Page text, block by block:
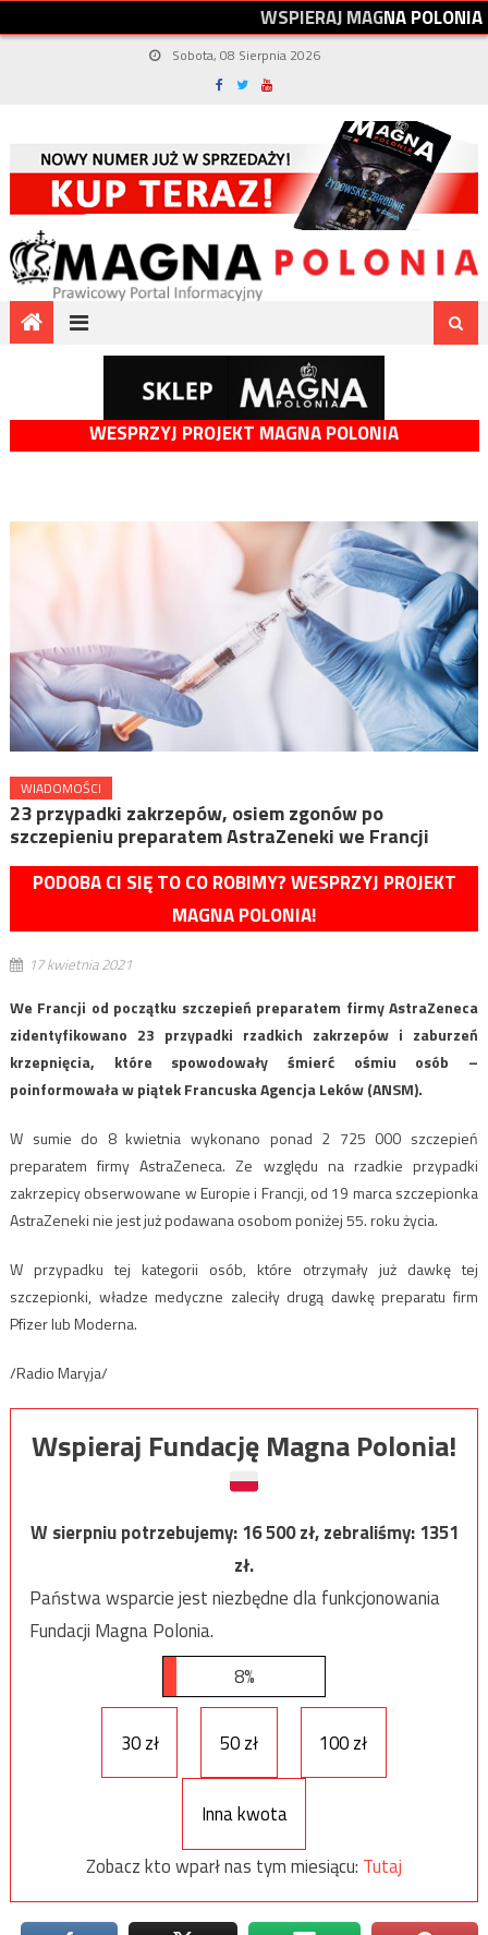
WSPIERAJMAGNAPOLONIA
Sobota, 08 Sierpnia 2026
WESPRZYJ PROJEKT MAGNA POLONIA
WIADOMOŚCI
23 przypadki zakrzepów, osiem zgonów po
szczepieniu preparatem AstraZeneki we Francji
PODOBA CI SIĘ TO CO ROBIMY? WESPRZYJ PROJEKT
MAGNA POLONIA!
17 kwietnia 2021
We Francji od początku szczepień preparatem firmy AstraZeneca
zidentyfikowano 23 przypadki rzadkich zakrzepów i zaburzeń
krzepnięcia, które spowodowały śmierć ośmiu osób –
poinformowała w piątek Francuska Agencja Leków (ANSM).
W sumie do 8 kwietnia wykonano ponad 2 725 000 szczepień
preparatem firmy AstraZeneca. Ze względu na rzadkie przypadki
zakrzepicy obserwowane w Europie i Francji, od 19 marca szczepionka
AstraZeneki nie jest już podawana osobom poniżej 55. roku życia.
W przypadku tej kategorii osób, które otrzymały już dawkę tej
szczepionki, władze medyczne zaleciły drugą dawkę preparatu firm
Pfizer lub Moderna.
/Radio Maryja/
Wspieraj Fundację Magna Polonia!
W sierpniu potrzebujemy:16 500zł, zebraliśmy:1351
zł.
Państwa wsparcie jest niezbędne dla funkcjonowania
Fundacji Magna Polonia.
8%
30 zł 50 zł 100 zł
Inna kwota
Zobacz kto wparł nas tym miesiącu: Tutaj